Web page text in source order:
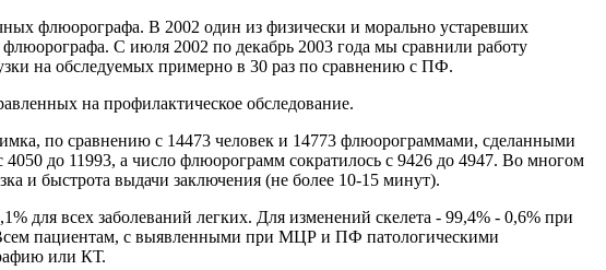
флюорографа. В 2002 один из физически и морально устаревших
С июля 2002 по декабрь 2003 года мы сравнили работу
на обследуемых примерно в 30 раз по сравнению с ПФ.
на профилактическое обследование.
по сравнению с 14473 человек и 14773 флюорограммами, сделанными
до 11993, а число флюорограмм сократилось с 9426 до 4947. Во многом
и быстрота выдачи заключения (не более 10-15 минут).
для всех заболеваний легких. Для изменений скелета - 99,4% - 0,6% при
пациентам, с выявленными при МЦР и ПФ патологическими
или КТ.